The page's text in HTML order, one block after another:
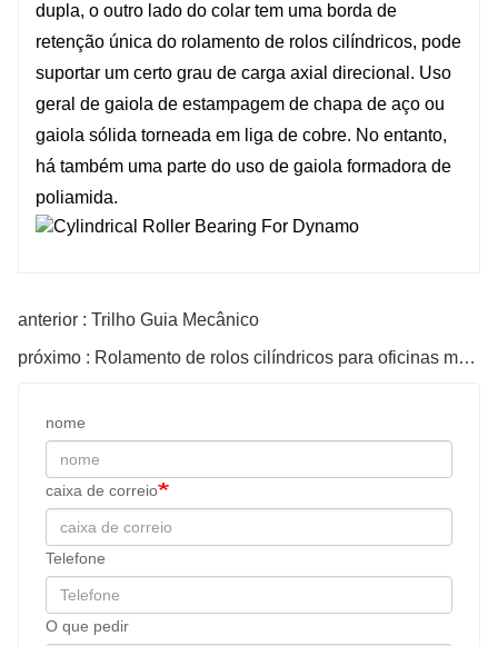
dupla, o outro lado do colar tem uma borda de
retenção única do rolamento de rolos cilíndricos, pode
suportar um certo grau de carga axial direcional. Uso
geral de gaiola de estampagem de chapa de aço ou
gaiola sólida torneada em liga de cobre. No entanto,
há também uma parte do uso de gaiola formadora de
poliamida.
anterior : Trilho Guia Mecânico
próximo : Rolamento de rolos cilíndricos para oficinas mecânicas
nome
caixa de correio
Telefone
O que pedir